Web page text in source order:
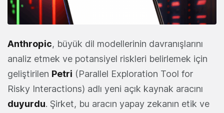
Anthropic, büyük dil modellerinin davranışlarını
analiz etmek ve potansiyel riskleri belirlemek için
geliştirilen Petri (Parallel Exploration Tool for
Risky Interactions) adlı yeni açık kaynak aracını
duyurdu. Şirket, bu aracın yapay zekanın etik ve